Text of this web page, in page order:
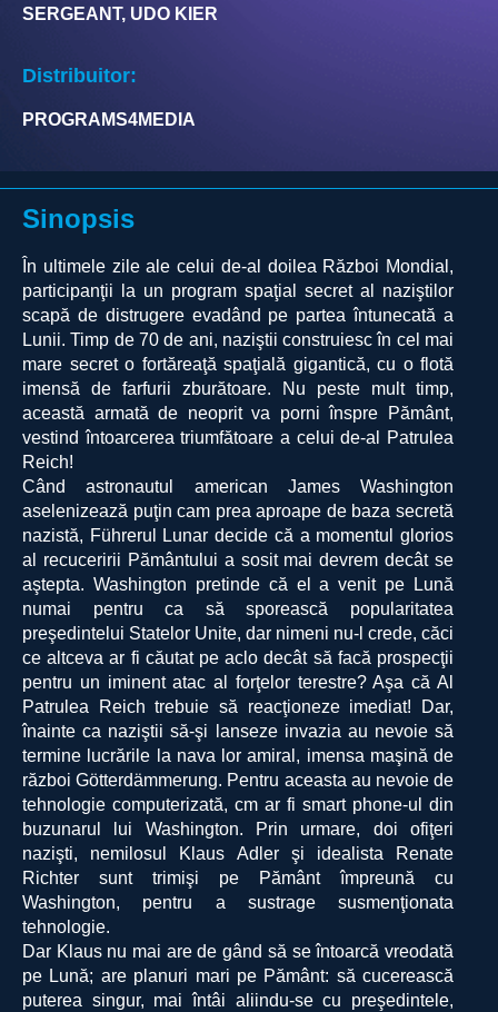
SERGEANT, UDO KIER
Distribuitor:
PROGRAMS4MEDIA
Sinopsis
În ultimele zile ale celui de-al doilea Război Mondial,
participanţii la un program spaţial secret al naziştilor
scapă de distrugere evadând pe partea întunecată a
Lunii. Timp de 70 de ani, naziştii construiesc în cel mai
mare secret o fortăreaţă spaţială gigantică, cu o flotă
imensă de farfurii zburătoare. Nu peste mult timp,
această armată de neoprit va porni înspre Pământ,
vestind întoarcerea triumfătoare a celui de-al Patrulea
Reich!
Când astronautul american James Washington
aselenizează puţin cam prea aproape de baza secretă
nazistă, Führerul Lunar decide că a momentul glorios
al recuceririi Pământului a sosit mai devrem decât se
aştepta. Washington pretinde că el a venit pe Lună
numai pentru ca să sporească popularitatea
preşedintelui Statelor Unite, dar nimeni nu-l crede, căci
ce altceva ar fi căutat pe aclo decât să facă prospecţii
pentru un iminent atac al forţelor terestre? Aşa că Al
Patrulea Reich trebuie să reacţioneze imediat! Dar,
înainte ca naziştii să-şi lanseze invazia au nevoie să
termine lucrările la nava lor amiral, imensa maşină de
război Götterdämmerung. Pentru aceasta au nevoie de
tehnologie computerizată, cm ar fi smart phone-ul din
buzunarul lui Washington. Prin urmare, doi ofiţeri
nazişti, nemilosul Klaus Adler şi idealista Renate
Richter sunt trimişi pe Pământ împreună cu
Washington, pentru a sustrage susmenţionata
tehnologie.
Dar Klaus nu mai are de gând să se întoarcă vreodată
pe Lună; are planuri mari pe Pământ: să cucerească
puterea singur, mai întâi aliindu-se cu preşedintele,